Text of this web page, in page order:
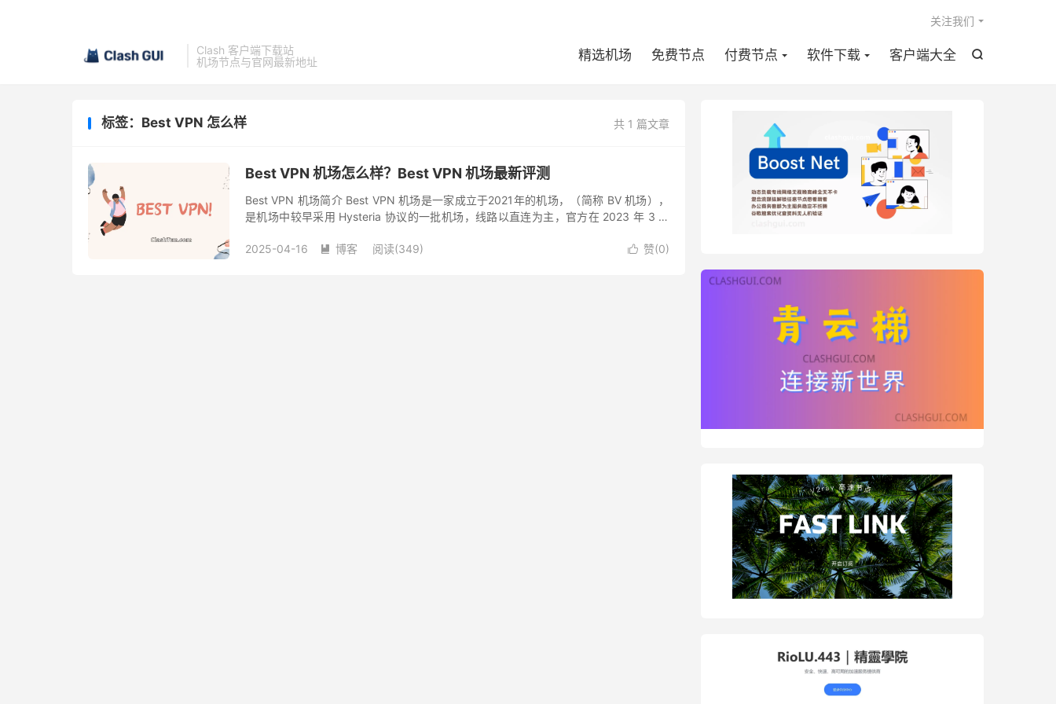
Clash 客户端下载站
机场节点与官网最新地址

精选机场 免费节点 付费节点 软件下载 客户端大全
关注我们
共 1 篇文章
标签：Best VPN 怎么样
Best VPN 机场怎么样？Best VPN 机场最新评测
Best VPN 机场简介 Best VPN 机场是一家成立于2021年的机场，（简称 BV 机场），
是机场中较早采用 Hysteria 协议的一批机场，线路以直连为主，官方在 2023 年 3 月
 赞(0)
2025-04-16  博客 阅读(349)